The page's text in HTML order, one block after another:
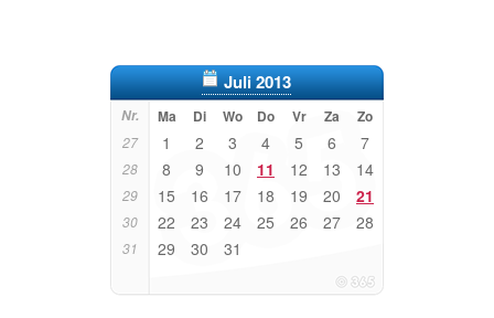
Juli 2013
Nr. Ma Di Wo Do Vr Za Zo
27 1 2 3 4 5 6 7
28 8 9 10 11 12 13 14
29 15 16 17 18 19 20 21
30 22 23 24 25 26 27 28
31 29 30 31